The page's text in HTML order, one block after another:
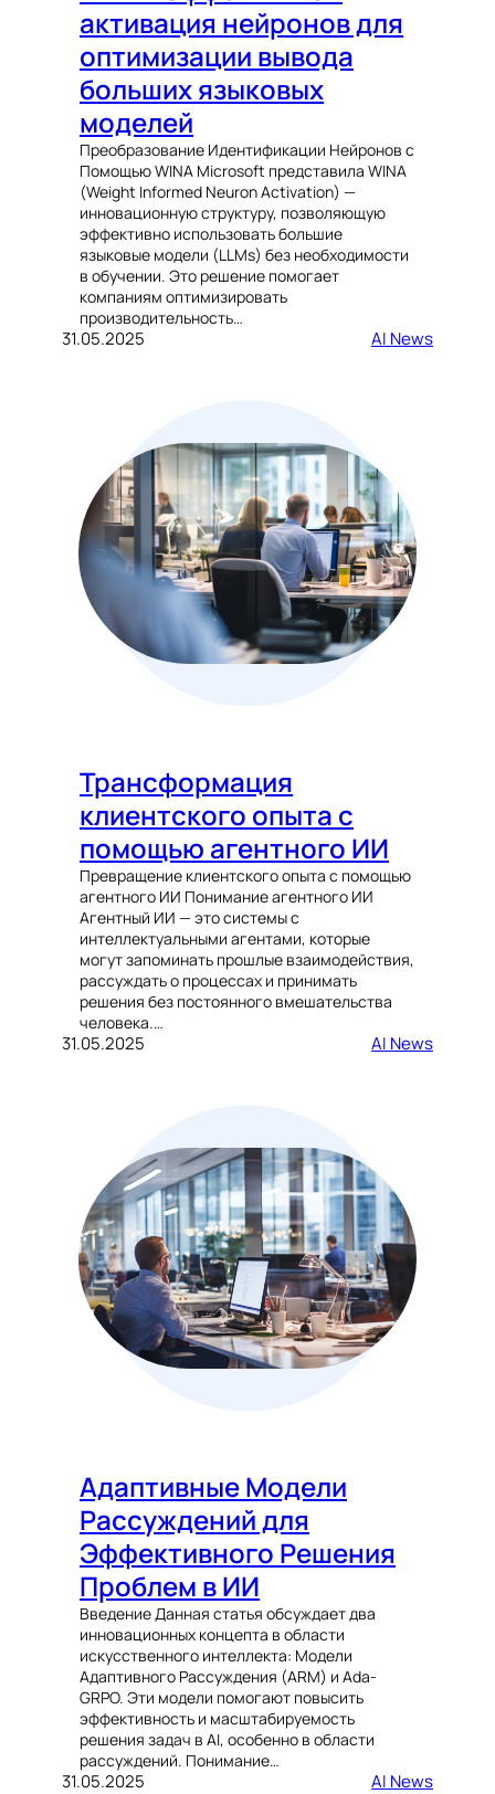
активация нейронов для
оптимизации вывода
больших языковых
моделей
Преобразование Идентификации Нейронов с
Помощью WINA Microsoft представила WINA
(Weight Informed Neuron Activation) —
инновационную структуру, позволяющую
эффективно использовать большие
языковые модели (LLMs) без необходимости
в обучении. Это решение помогает
компаниям оптимизировать
производительность…
31.05.2025 AI News
Трансформация
клиентского опыта с
помощью агентного ИИ
Превращение клиентского опыта с помощью
агентного ИИ Понимание агентного ИИ
Агентный ИИ — это системы с
интеллектуальными агентами, которые
могут запоминать прошлые взаимодействия,
рассуждать о процессах и принимать
решения без постоянного вмешательства
человека.…
31.05.2025 AI News
Адаптивные Модели
Рассуждений для
Эффективного Решения
Проблем в ИИ
Введение Данная статья обсуждает два
инновационных концепта в области
искусственного интеллекта: Модели
Адаптивного Рассуждения (ARM) и Ada-
GRPO. Эти модели помогают повысить
эффективность и масштабируемость
решения задач в AI, особенно в области
рассуждений. Понимание…
31.05.2025 AI News